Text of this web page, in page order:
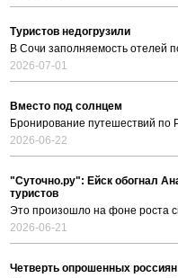
Туристов недогрузили
В Сочи заполняемость отелей
2026-07-01
Вместо под солнцем
Бронирование путешествий по
2026-06-22
"Суточно.ру": Ейск обогнал
туристов
Это произошло на фоне роста
2026-06-21
Четверть опрошенных